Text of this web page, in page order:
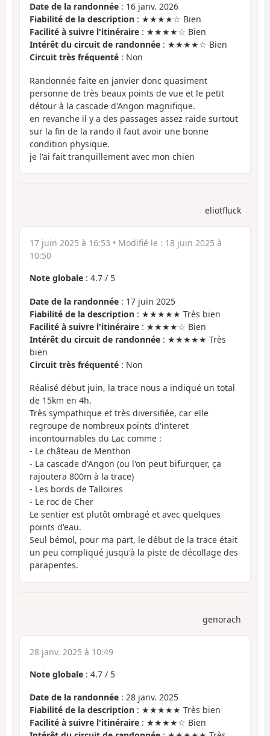
Date de la randonnée : 16 janv. 2026
Fiabilité de la description : ★★★★☆ Bien
Facilité à suivre l'itinéraire : ★★★★☆ Bien
Intérêt du circuit de randonnée : ★★★★☆ Bien
Circuit très fréquenté : Non
Randonnée faite en janvier donc quasiment
personne de très beaux points de vue et le petit
détour à la cascade d'Angon magnifique.
en revanche il y a des passages assez raide surtout
sur la fin de la rando il faut avoir une bonne
condition physique.
je l'ai fait tranquillement avec mon chien
eliotfluck
17 juin 2025 à 16:53 • Modifié le : 18 juin 2025 à
10:50
Note globale : 4.7 / 5
Date de la randonnée : 17 juin 2025
Fiabilité de la description : ★★★★★ Très bien
Facilité à suivre l'itinéraire : ★★★★☆ Bien
Intérêt du circuit de randonnée : ★★★★★ Très
bien
Circuit très fréquenté : Non
Réalisé début juin, la trace nous a indiqué un total
de 15km en 4h.
Très sympathique et très diversifiée, car elle
regroupe de nombreux points d'interet
incontournables du Lac comme :
- Le château de Menthon
- La cascade d'Angon (ou l'on peut bifurquer, ça
rajoutera 800m à la trace)
- Les bords de Talloires
- Le roc de Cher
Le sentier est plutôt ombragé et avec quelques
points d'eau.
Seul bémol, pour ma part, le début de la trace était
un peu compliqué jusqu'à la piste de décollage des
parapentes.
genorach
28 janv. 2025 à 10:49
Note globale : 4.7 / 5
Date de la randonnée : 28 janv. 2025
Fiabilité de la description : ★★★★★ Très bien
Facilité à suivre l'itinéraire : ★★★★☆ Bien